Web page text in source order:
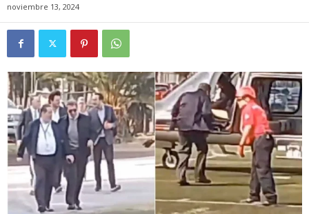
noviembre 13, 2024